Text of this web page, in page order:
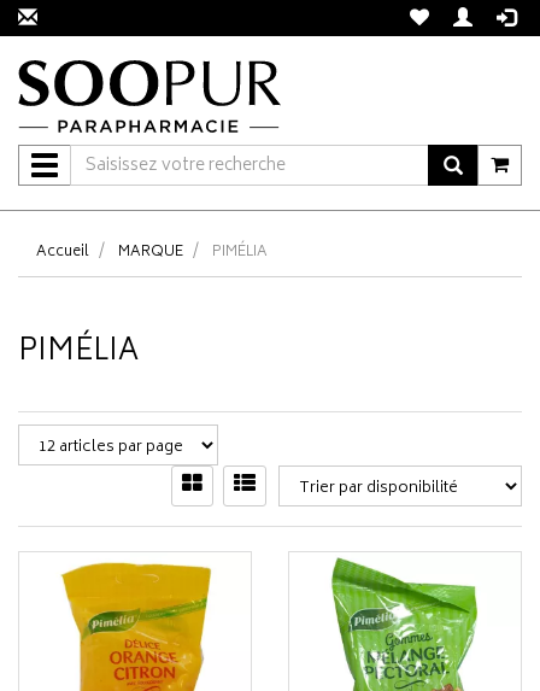
Navigation
Accueil MARQUE PIMÉLIA
PIMÉLIA